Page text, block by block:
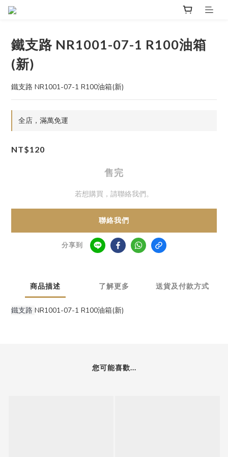
鐵支路 NR1001-07-1 R100油箱
(新)
鐵支路 NR1001-07-1 R100油箱(新)
全店，滿萬免運
NT$120
售完
若想購買，請聯絡我們。
聯絡我們
分享到
商品描述 了解更多 送貨及付款方式
鐵支路 NR1001-07-1 R100油箱(新)
您可能喜歡...